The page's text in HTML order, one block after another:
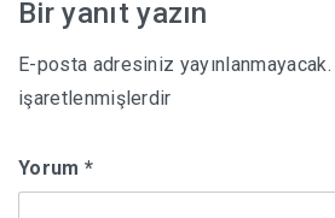
Bir yanıt yazın
E-posta adresiniz yayınlanmayacak.
işaretlenmişlerdir
Yorum *